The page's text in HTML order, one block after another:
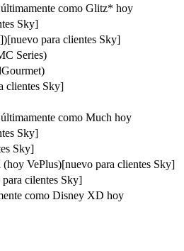
como Glitz* hoy
Sky]
para clientes Sky]
Series)
clientes Sky]
como Much hoy
Sky]
Sky]
VePlus)[nuevo para clientes Sky]
cilentes Sky]
como Disney XD hoy